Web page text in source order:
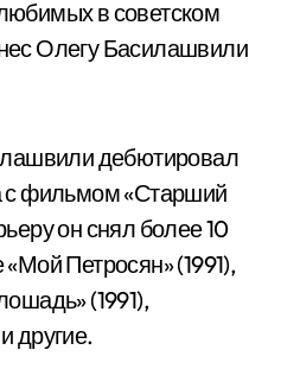
в советском
Олегу Басилашвили
дебютировал
с фильмом «Старший
он снял более 10
Петросян» (1991),
(1991),
другие.